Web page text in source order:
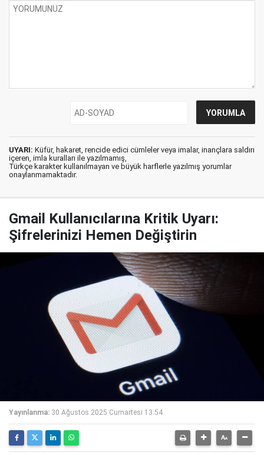
UYARI: Küfür, hakaret, rencide edici cümleler veya imalar, inançlara saldırı
içeren, imla kuralları ile yazılmamış,
Türkçe karakter kullanılmayan ve büyük harflerle yazılmış yorumlar
onaylanmamaktadır.
Gmail Kullanıcılarına Kritik Uyarı:
Şifrelerinizi Hemen Değiştirin
Yayınlanma: 30 Ağustos 2025 Cumartesi 13:54